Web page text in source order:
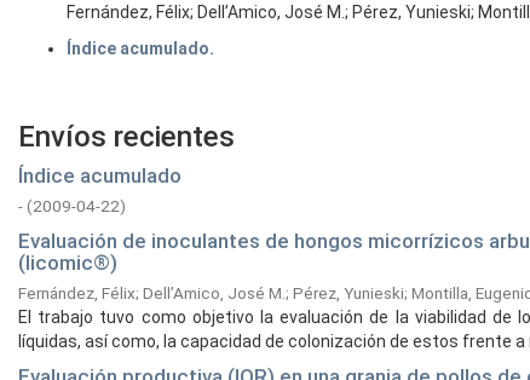
Fernández, Félix; Dell’Amico, José M.; Pérez, Yunieski;
Índice acumulado.
Envíos recientes
Índice acumulado
-(2009-04-22)
Evaluación de inoculantes de hongos micorrízicos
(licomic®)
Fernández, Félix; Dell’Amico, José M. ; Pérez, Yunieski; Montilla,
El trabajo tuvo como objetivo la evaluación de la viabilidad de
líquidas, así como, la capacidad de colonización de estos frente a